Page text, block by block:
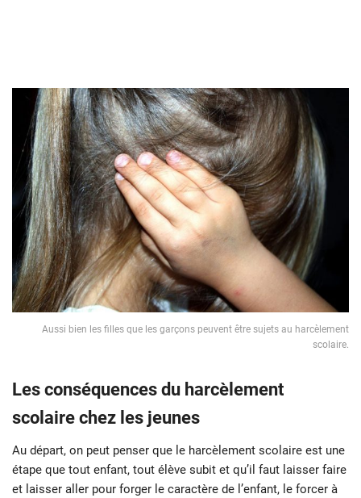
Aussi bien les filles que les garçons peuvent être sujets au harcèlement
scolaire.
Les conséquences du harcèlement
scolaire chez les jeunes
Au départ, on peut penser que le harcèlement scolaire est une
étape que tout enfant, tout élève subit et qu’il faut laisser faire
et laisser aller pour forger le caractère de l’enfant, le forcer à